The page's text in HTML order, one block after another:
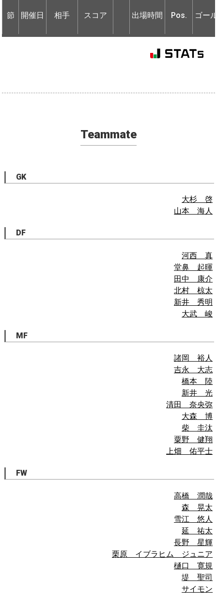
節
開催日 相手 スコア 出場時間 Pos. ゴー
節 開催日 相手
Teammate
GK
大杉 啓
山本 海人
DF
河西 真
堂鼻 起暉
田中 康介
北村 椋太
新井 秀明
大武 峻
MF
諸岡 裕人
吉永 大志
橋本 陸
新井 光
清田 奈央弥
大森 博
柴 圭汰
粟野 健翔
上畑 佑平士
FW
高橋 潤哉
森 晃太
雪江 悠人
延 祐太
長野 星輝
栗原 イブラヒム ジュニア
樋口 寛規
堤 聖司
サイモン